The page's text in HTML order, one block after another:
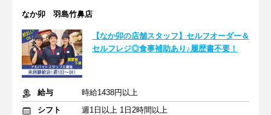
なか卯 羽島竹鼻店
【なか卯の店舗スタッフ】セルフオーダー＆
セルフレジ◎食事補助あり♪履歴書不要！
給与
時給1438円以上
シフト
週1日以上 1日2時間以上